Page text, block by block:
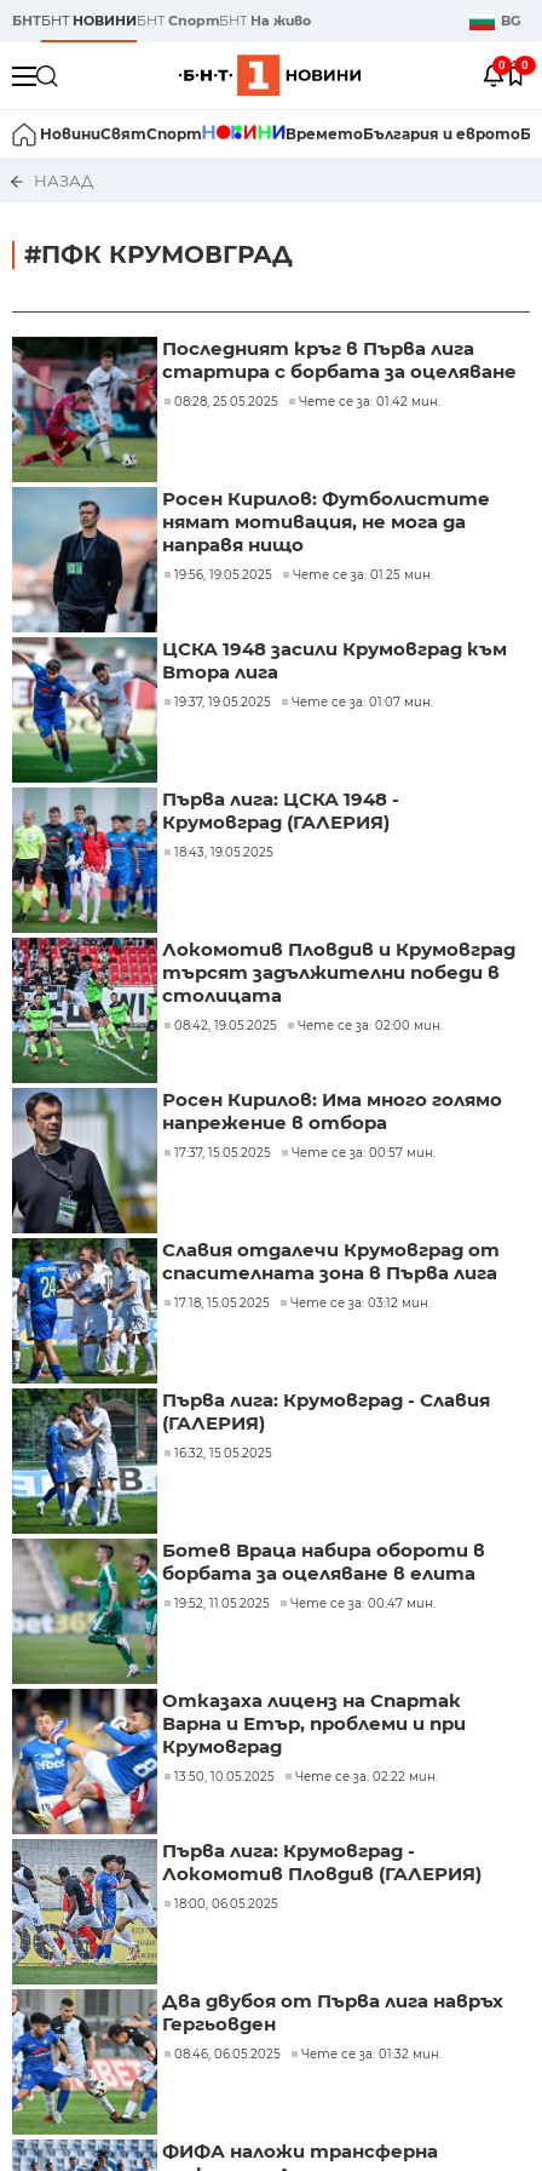
БНТБНТ НОВИНИБНТСпортБНТ На живо BG
0 0
НовиниСвятСпорт ВреметоБългария и еврото
НАЗАД
#ПФК КРУМОВГРАД
Последният кръг в Първа лига
стартира с борбата за оцеляване
08:28, 25.05.2025 Чете се за: 01:42 мин.
Росен Кирилов: Футболистите
нямат мотивация, не мога да
направя нищо
19:56, 19.05.2025 Чете се за: 01:25 мин.
ЦСКА 1948 засили Крумовград към
Втора лига
19:37, 19.05.2025 Чете се за: 01:07 мин.
Първа лига: ЦСКА 1948 -
Крумовград (ГАЛЕРИЯ)
18:43, 19.05.2025
Локомотив Пловдив и Крумовград
търсят задължителни победи в
столицата
08:42, 19.05.2025 Чете се за: 02:00 мин.
Росен Кирилов: Има много голямо
напрежение в отбора
17:37, 15.05.2025 Чете се за: 00:57 мин.
Славия отдалечи Крумовград от
спасителната зона в Първа лига
17:18, 15.05.2025 Чете се за: 03:12 мин.
Първа лига: Крумовград - Славия
(ГАЛЕРИЯ)
16:32, 15.05.2025
Ботев Враца набира обороти в
борбата за оцеляване в елита
19:52, 11.05.2025 Чете се за: 00:47 мин.
Отказаха лиценз на Спартак
Варна и Етър, проблеми и при
Крумовград
13:50, 10.05.2025 Чете се за: 02:22 мин.
Първа лига: Крумовград -
Локомотив Пловдив (ГАЛЕРИЯ)
18:00, 06.05.2025
Два двубоя от Първа лига навръх
Гергьовден
08:46, 06.05.2025 Чете се за: 01:32 мин.
ФИФА наложи трансферна